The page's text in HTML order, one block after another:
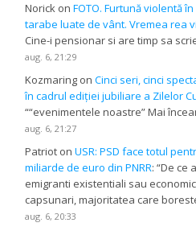
Norick onFOTO. Furtună violentă
tarabe luate de vânt. Vremea rea
Cine-i pensionar si are timp sa
aug. 6, 21:29
Kozmaring onCinci seri, cinci
în cadrul ediției jubiliare a Zilelor
““evenimentele noastre” Mai
aug. 6, 21:27
Patriot onUSR: PSD face totul
miliarde de euro din PNRR: “De ce
emigranti existentiali sau
capsunari, majoritatea care
aug. 6, 20:33